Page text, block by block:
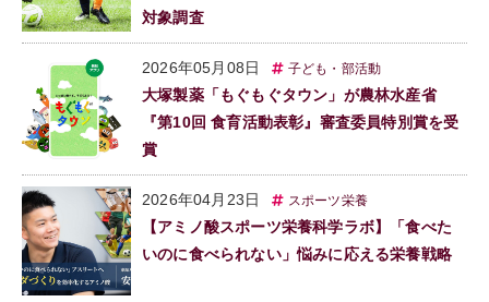
対象調査
2026年05月08日 子ども・部活動
大塚製薬「もぐもぐタウン」が農林水産省
『第10回 食育活動表彰』審査委員特別賞を受
賞
2026年04月23日 スポーツ栄養
【アミノ酸スポーツ栄養科学ラボ】「食べた
いのに食べられない」悩みに応える栄養戦略